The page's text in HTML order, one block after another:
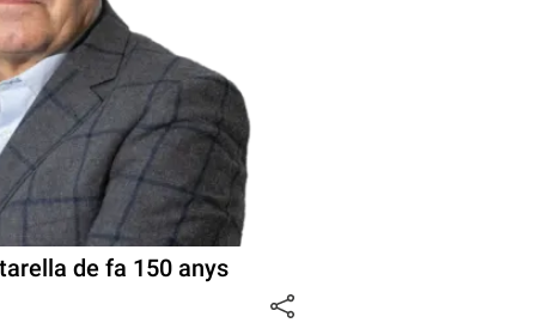
de fa 150 anys